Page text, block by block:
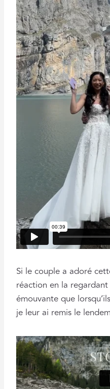
Si le couple a adoré
réaction en la regardant
émouvante que
je leur ai remis le